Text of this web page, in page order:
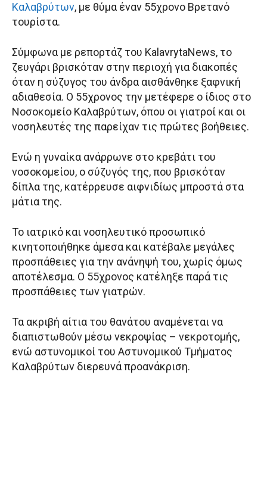
Καλαβρύτων, με θύμα έναν 55χρονο Βρετανό
τουρίστα.
Σύμφωνα με ρεπορτάζ του KalavrytaNews, το
ζευγάρι βρισκόταν στην περιοχή για διακοπές
όταν η σύζυγος του άνδρα αισθάνθηκε ξαφνική
αδιαθεσία. Ο 55χρονος την μετέφερε ο ίδιος στο
Νοσοκομείο Καλαβρύτων, όπου οι γιατροί και οι
νοσηλευτές της παρείχαν τις πρώτες βοήθειες.
Ενώ η γυναίκα ανάρρωνε στο κρεβάτι του
νοσοκομείου, ο σύζυγός της, που βρισκόταν
δίπλα της, κατέρρευσε αιφνιδίως μπροστά στα
μάτια της.
Το ιατρικό και νοσηλευτικό προσωπικό
κινητοποιήθηκε άμεσα και κατέβαλε μεγάλες
προσπάθειες για την ανάνηψή του, χωρίς όμως
αποτέλεσμα. Ο 55χρονος κατέληξε παρά τις
προσπάθειες των γιατρών.
Τα ακριβή αίτια του θανάτου αναμένεται να
διαπιστωθούν μέσω νεκροψίας – νεκροτομής,
ενώ αστυνομικοί του Αστυνομικού Τμήματος
Καλαβρύτων διερευνά προανάκριση.